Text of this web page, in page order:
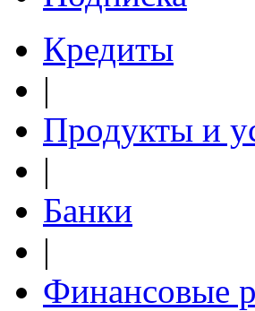
Кредиты
|
Продукты и
|
Банки
|
Финансовые